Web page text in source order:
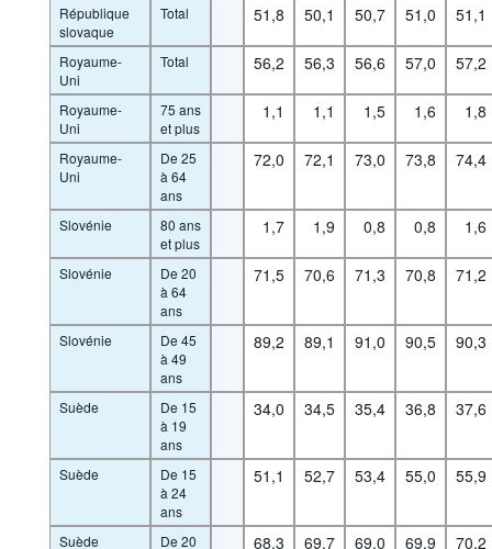
République
slovaque
Total 51,8 50,1 50,7 51,0 51,1
Royaume-
Uni
Total 56,2 56,3 56,6 57,0 57,2
Royaume-
Uni
75 ans
et plus
1,1 1,1 1,5 1,6 1,8
Royaume-
Uni
De 25
à 64
ans
72,0 72,1 73,0 73,8 74,4
Slovénie
80 ans
et plus
1,7 1,9 0,8 0,8 1,6
Slovénie
De 20
à 64
ans
71,5 70,6 71,3 70,8 71,2
Slovénie
De 45
à 49
ans
89,2 89,1 91,0 90,5 90,3
Suède
De 15
à 19
ans
34,0 34,5 35,4 36,8 37,6
Suède
De 15
à 24
ans
51,1 52,7 53,4 55,0 55,9
Suède De 20 68,3 69,7 69,0 69,9 70,2